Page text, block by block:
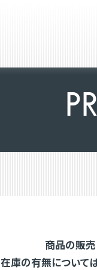
PR
商品の販売
在庫の有無について